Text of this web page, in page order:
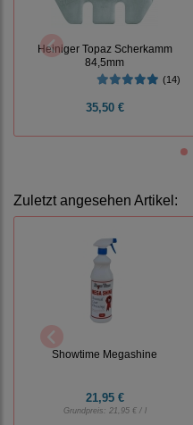
Heiniger Topaz Scherkamm
84,5mm
(14)
35,50 €
Zuletzt angesehen Artikel:
Showtime Megashine
21,95 €
Grundpreis: 21,95 € / l